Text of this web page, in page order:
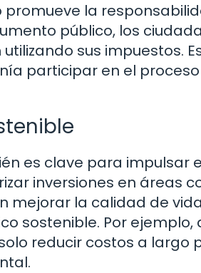
promueve la
público, los
sus impuestos.
participar en el
es clave para impulsar
inversiones en áreas
mejorar la calidad de
sostenible. Por
reducir costos a largo